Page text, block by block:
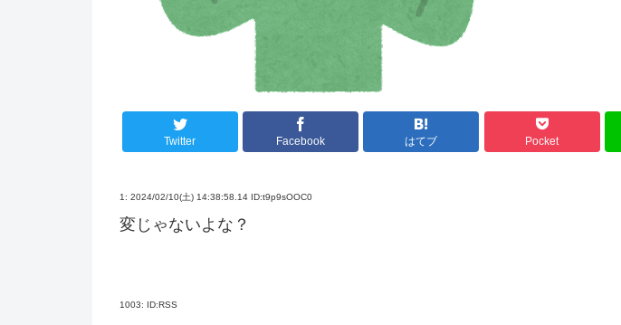
Twitter Facebook はてブ Pocket
1: 2024/02/10(土) 14:38:58.14 ID:t9p9sOOC0
変じゃないよな？
1003: ID:RSS